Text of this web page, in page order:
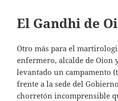
El Gandhi de
Otro más para el
enfermero, alcalde de Oion
levantado un campamento
frente a la sede del
chorretón incomprensible